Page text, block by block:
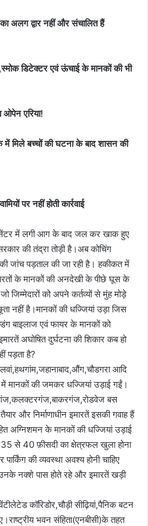
अलग द्वार नहीं और संचालित हैं
डिटेक्टर एवं ऊंचाई के मानकों की भी
ओपेन एरिया!
बच्चों की घटना के बाद शासन की
पर नहीं होती कार्रवाई
में लगी आग के बाद जल कर खाक हुए
की तंद्रा तोड़ी है।अब कोचिंग
की जांच पड़ताल की जा रही है। हकीकत में
के मानकों की अनदेखी के पीछे घूस के
जिम्मेदारों को अपने कर्तव्यों से मुंह मोड़े
नहीं है।मानकों की धज्जियां उड़ा जिस
बाइलाज एवं फायर के मानकों को
अघोषित दुर्घटना की शिकार कब हो
पड़ता है?
आदि
में मानकों की जमकर धज्जियां उड़ाई गईं।
बस
और निर्माणाधीन इमारतें इसकी गवाह हैं
अग्निशमन के मानकों की धज्जियां उड़ाई
35 से 40 फ़ीसदी का क्षेत्रफल खुला होना
की व्यवस्था अवश्य होनी चाहिए
नक्शे पास होते रहे और इमारतें खड़ी
कॉरिडोर,चौड़ी सीढ़ियां,पैनिक बटन
भवन संहिता(एनबीसी)के तहत